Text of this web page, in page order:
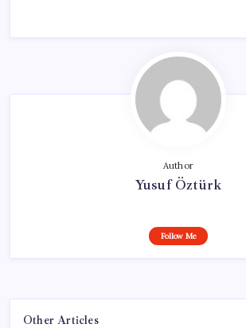
Author
Yusuf Öztürk
Follow Me
Other Articles